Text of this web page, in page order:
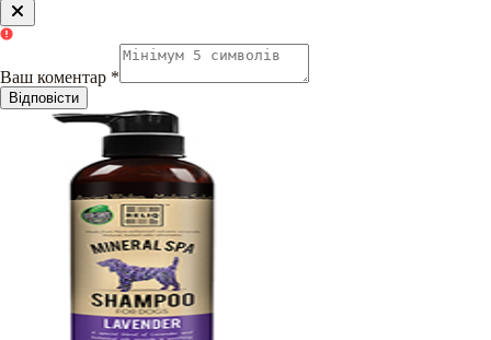
Ваш коментар *
Відповісти